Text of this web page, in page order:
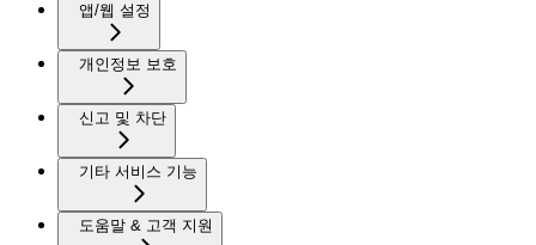
앱/웹 설정
개인정보 보호
신고 및 차단
기타 서비스 기능
도움말 & 고객 지원